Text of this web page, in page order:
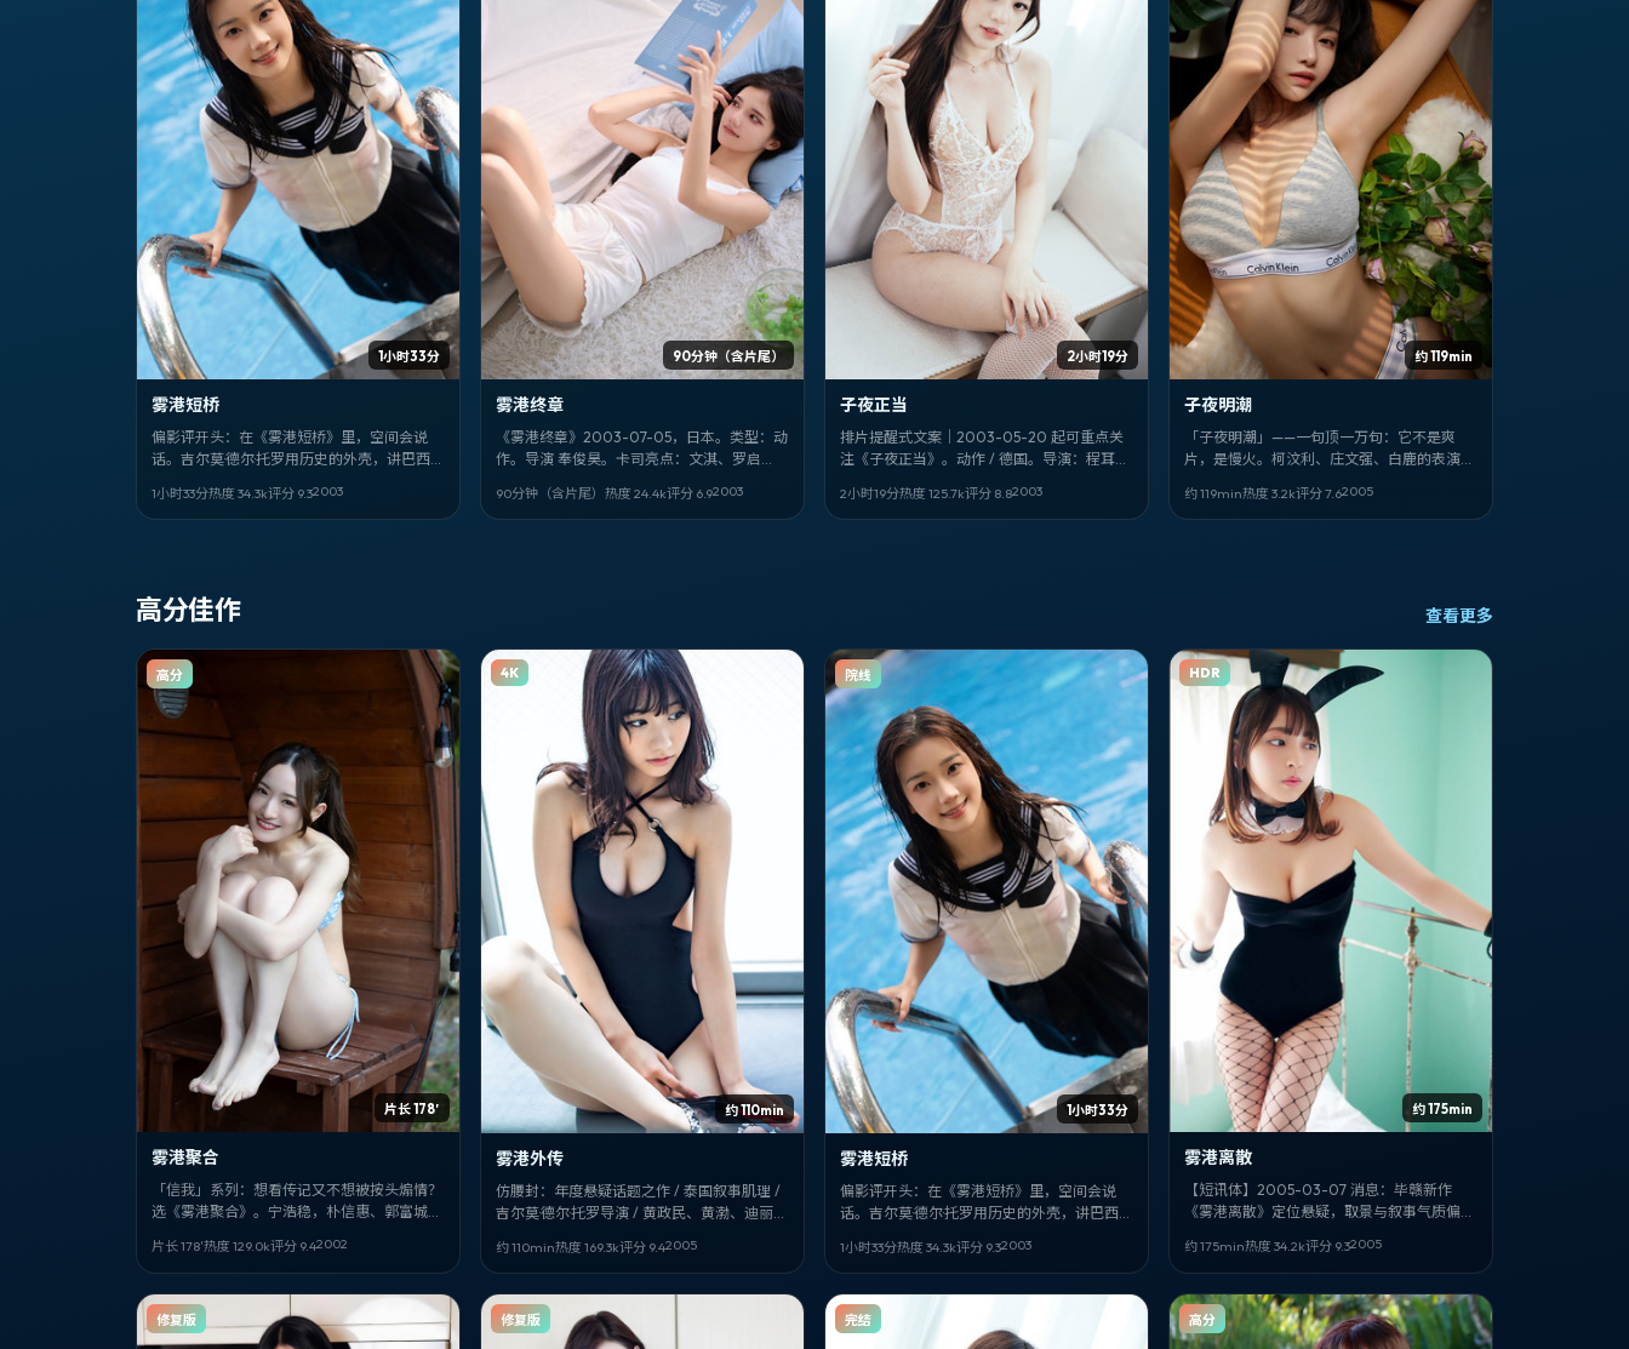
1小时33分
雾港短桥
偏影评开头：在《雾港短桥》里，空间会说
话。吉尔莫·德尔·托罗用历史的外壳，讲巴西语
里美的戏份最吃重。
1小时33分热度 34.3k评分 9.32003
90分钟（含片尾）
雾港终章
《雾港终章》2003-07-05，日本。类型：动
作。导演 奉俊昊。卡司亮点：文淇、罗启
排自己的「信任名单」。
90分钟（含片尾） 热度 24.4k评分 6.92003
2小时19分
子夜正当
排片提醒式文案｜2003-05-20 起可重点关
注《子夜正当》。动作 / 德国。导演：程耳。
2小时19分热度 125.7k评分 8.82003
约 119min
子夜明潮
「子夜明潮」——一句顶一万句：它不是爽
片，是慢火。柯汶利、庄文强、白鹿的表演像
约 119min热度 3.2k评分7.62005
高分佳作 查看更多
片长 178′
高分
雾港聚合
「信我」系列：想看传记又不想被按头煽情？
选《雾港聚合》。宁浩稳，朴信惠、郭富城、
2002-04-20。
片长 178′热度 129.0k评分 9.42002
约 110min
4K
雾港外传
仿腰封：年度悬疑话题之作 / 泰国叙事肌理 /
吉尔莫·德尔·托罗导演 / 黄政民、黄渤、迪丽热
得记入片单。
约 110min热度 169.3k评分 9.42005
1小时33分
院线
雾港短桥
偏影评开头：在《雾港短桥》里，空间会说
话。吉尔莫·德尔·托罗用历史的外壳，讲巴西语
里美的戏份最吃重。
1小时33分热度 34.3k评分 9.32003
约 175min
HDR
雾港离散
【短讯体】2005-03-07 消息：毕赣新作
《雾港离散》定位悬疑，取景与叙事气质偏意
约 175min热度 34.2k评分 9.32005
修复版 修复版 完结 高分